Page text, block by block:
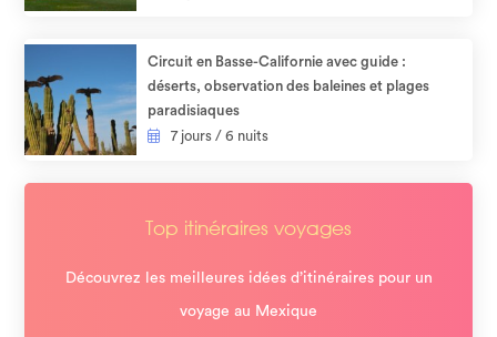
Circuit en Basse-Californie avec guide :
déserts, observation des baleines et plages
paradisiaques
7 jours / 6 nuits
Top itinéraires voyages
Découvrez les meilleures idées d’itinéraires pour un
voyage au Mexique